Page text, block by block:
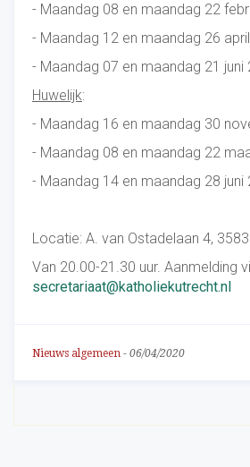
- Maandag 08 en maandag 22
- Maandag 12 en maandag 26
- Maandag 07 en maandag 21 juni
Huwelijk:
- Maandag 16 en maandag 30
- Maandag 08 en maandag 22
- Maandag 14 en maandag 28 juni
Locatie: A. van Ostadelaan 4,
Van 20.00-21.30 uur. Aanmelding
secretariaat@katholiekutrecht.nl
Nieuws algemeen - 06/04/2020